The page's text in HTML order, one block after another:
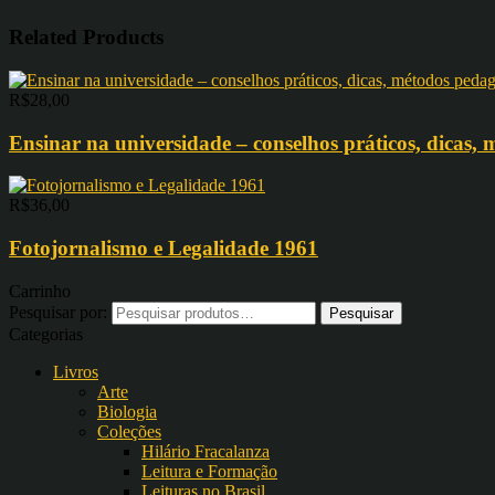
Related Products
R$28,00
Ensinar na universidade – conselhos práticos, dicas,
R$36,00
Fotojornalismo e Legalidade 1961
Carrinho
Pesquisar por:
Categorias
Livros
Arte
Biologia
Coleções
Hilário Fracalanza
Leitura e Formação
Leituras no Brasil